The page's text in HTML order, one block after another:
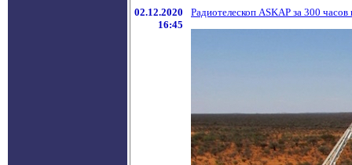
02.12.2020
16:45
Радиотелескоп ASKAP за 300